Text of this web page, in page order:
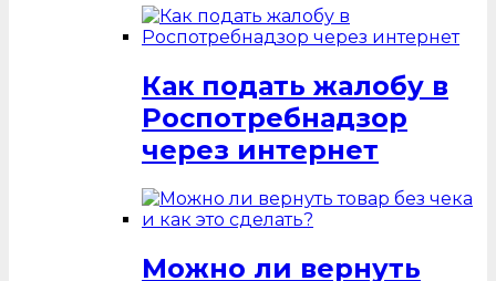
Как подать жалобу в
Роспотребнадзор
через интернет
Можно ли вернуть